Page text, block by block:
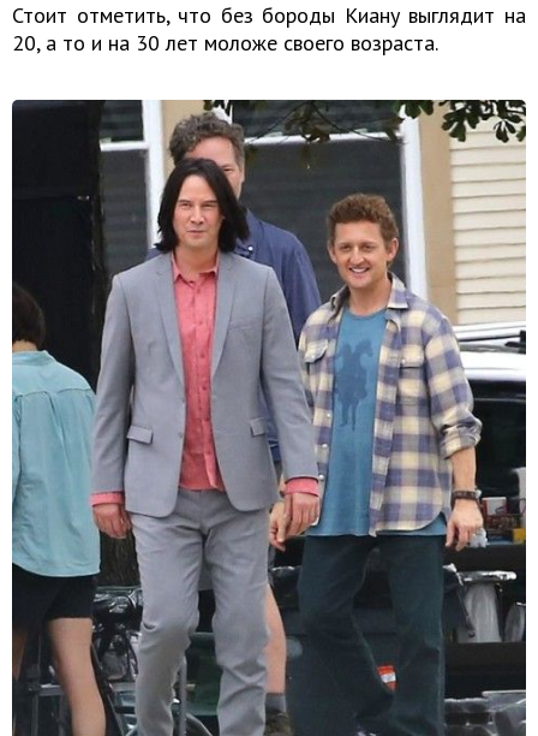
Стоит отметить, что без бороды Киану выглядит на
20, а то и на 30 лет моложе своего возраста.